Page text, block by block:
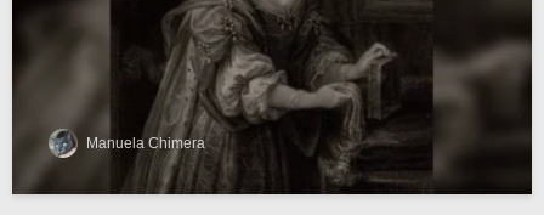
Manuela Chimera